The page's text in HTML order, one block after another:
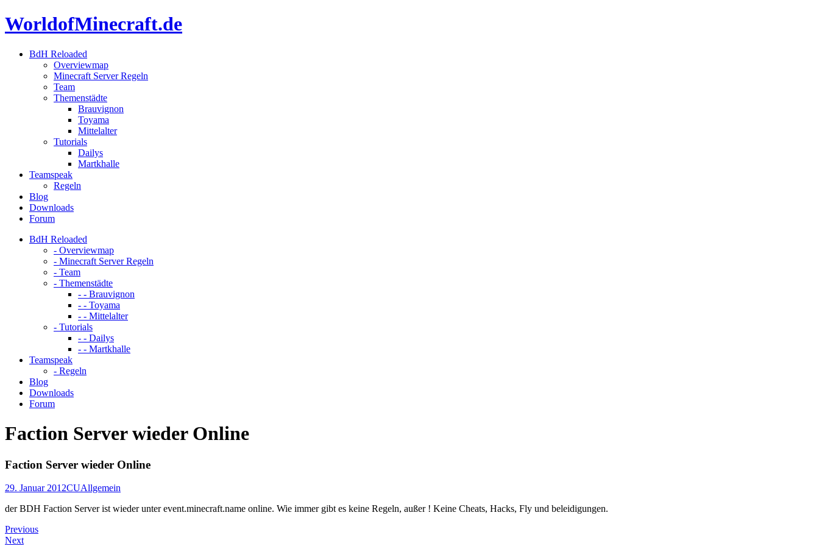
Skip
to
WorldofMinecraft.de
BdH Reloaded
Overviewmap
Minecraft Server Regeln
Team
Themenstädte
Brauvignon
Toyama
Mittelalter
Tutorials
Dailys
Martkhalle
Teamspeak
Regeln
Blog
Downloads
Forum
BdH Reloaded
- Overviewmap
- Minecraft Server Regeln
- Team
- Themenstädte
- - Brauvignon
- - Toyama
- - Mittelalter
- Tutorials
- - Dailys
- - Martkhalle
Teamspeak
- Regeln
Blog
Downloads
Forum
Faction Server wieder Online
Faction Server wieder Online
29. Januar 2012CUAllgemein
der BDH Faction Server ist wieder unter event.minecraft.name online. Wie immer gibt es keine Regeln, außer ! Keine Cheats, Hacks, Fly und beleidigungen.
Previous
Next